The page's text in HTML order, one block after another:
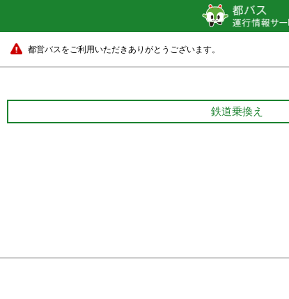
都営バスをご利用いただきありがとうございます。
鉄道乗換え